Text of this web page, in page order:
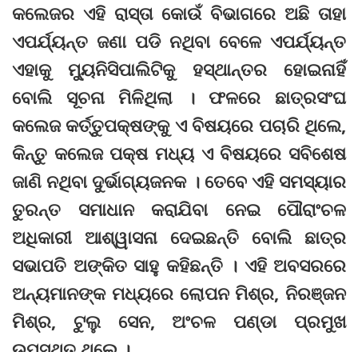
କଲେଜର ଏହି ରାସ୍ତା କୋଉଁ ବିଭାଗରେ ଅଛି ତାହା
ଏପର୍ଯ୍ୟନ୍ତ ଜଣା ପଡି ନଥିବା ବେଳେ ଏପର୍ଯ୍ୟନ୍ତ
ଏହାକୁ ମ୍ୟୁନିସିପାଲିଟିକୁ ହସ୍ଥାନ୍ତର ହୋଇନାହିଁ
ବୋଲି ସୂଚନା ମିଳିଥିଲା । ଫଳରେ ଛାତ୍ରସଂଘ
କଲେଜ କର୍ତ୍ତୁପକ୍ଷଙ୍କୁ ଏ ବିଷୟରେ ପଚାରି ଥିଲେ,
କିନ୍ତୁ କଲେଜ ପକ୍ଷ ମଧ୍ୟ ଏ ବିଷୟରେ ସବିଶେଷ
ଜାଣି ନଥିବା ଦୁର୍ଭାଗ୍ୟଜନକ । ତେବେ ଏହି ସମସ୍ୟାର
ତୁରନ୍ତ ସମାଧାନ କରାଯିବା ନେଇ ପୌରାଂଚଳ
ଅଧିକାରୀ ଆଶ୍ୱାସନା ଦେଇଛନ୍ତି ବୋଲି ଛାତ୍ର
ସଭାପତି ଅଙ୍କିତ ସାହୁ କହିଛନ୍ତି । ଏହି ଅବସରରେ
ଅନ୍ୟମାନଙ୍କ ମଧ୍ୟରେ ଲୋପନ ମିଶ୍ର, ନିରଞ୍ଜନ
ମିଶ୍ର, ଟୁଲୁ ସେନ, ଅଂଚଳ ପଣ୍ଡା ପ୍ରମୁଖ